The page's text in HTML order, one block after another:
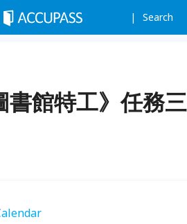
Search
館特工》任務三